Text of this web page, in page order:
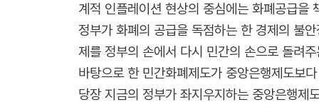
계적 인플레이션 현상의 중심에는 화폐공급을
정부가 화폐의 공급을 독점하는 한 경제의 불
제를 정부의 손에서 다시 민간의 손으로 돌
바탕으로 한 민간화폐제도가 중앙은행제도보
당장 지금의 정부가 좌지우지하는 중앙은행제